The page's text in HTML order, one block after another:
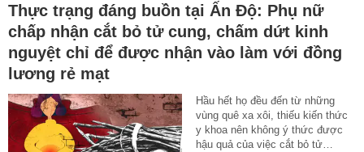
Thực trạng đáng buồn tại Ấn Độ: Phụ nữ
chấp nhận cắt bỏ tử cung, chấm dứt kinh
nguyệt chỉ để được nhận vào làm với đồng
lương rẻ mạt
Hầu hết họ đều đến từ những
vùng quê xa xôi, thiếu kiến thức
y khoa nên không ý thức được
hậu quả của việc cắt bỏ tử…